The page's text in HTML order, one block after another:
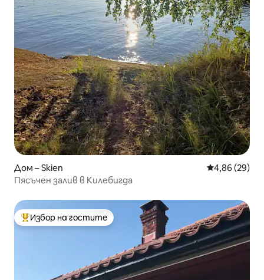
Дом – Skien Средна
4,86 (29)
Пясъчен залив в Килебигда
Най-популярен избор на гостите
Избор на гостите